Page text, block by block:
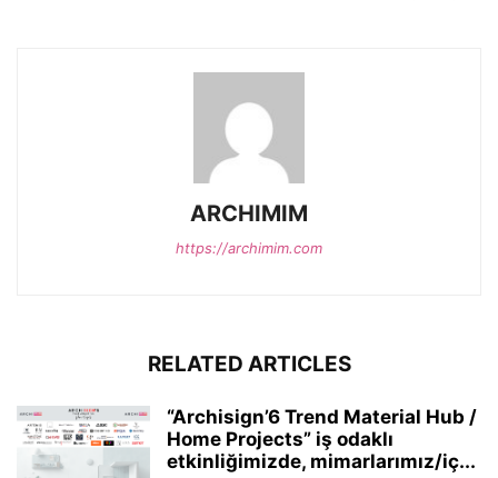
ARCHIMIM
https://archimim.com
RELATED ARTICLES
“Archisign’6 Trend Material Hub /
Home Projects” iş odaklı
etkinliğimizde, mimarlarımız/iç...